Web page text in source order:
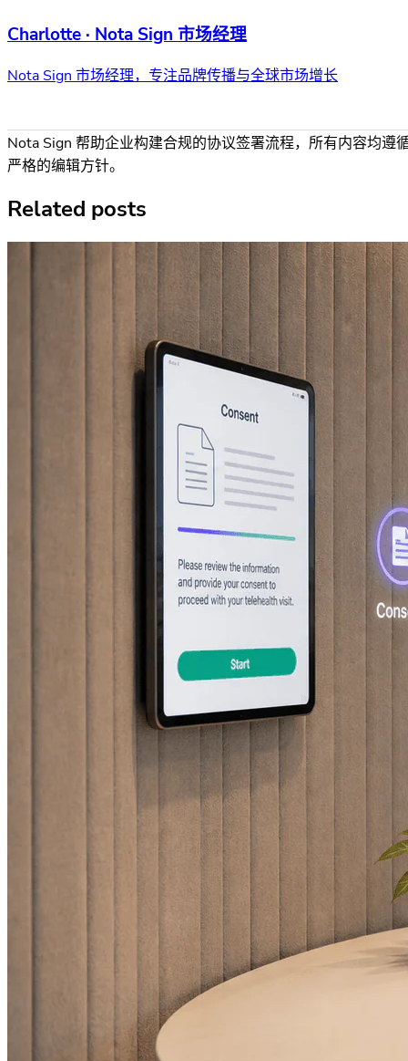
Charlotte · Nota Sign 市场经理
Nota Sign 市场经理，专注品牌传播与全球市场增长
Nota Sign 帮助企业构建合规的协议签署流程，所有内容均遵
严格的编辑方针。
Related posts